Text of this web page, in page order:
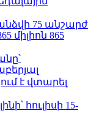
75 անշարժ
միլիոն 865
է վտարել
հուլիսի 15-